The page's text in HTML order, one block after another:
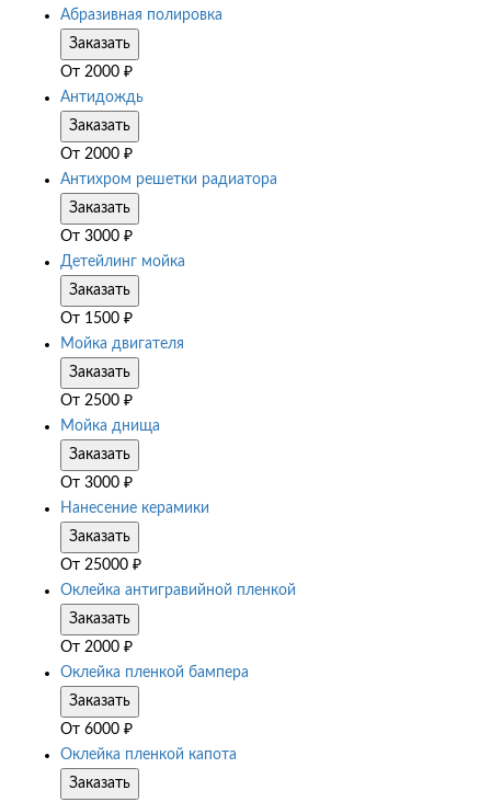
Абразивная полировка
Заказать
От 2000 ₽
Антидождь
Заказать
От 2000 ₽
Антихром решетки радиатора
Заказать
От 3000 ₽
Детейлинг мойка
Заказать
От 1500 ₽
Мойка двигателя
Заказать
От 2500 ₽
Мойка днища
Заказать
От 3000 ₽
Нанесение керамики
Заказать
От 25000 ₽
Оклейка антигравийной пленкой
Заказать
От 2000 ₽
Оклейка пленкой бампера
Заказать
От 6000 ₽
Оклейка пленкой капота
Заказать